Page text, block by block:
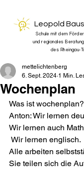
Leopold
Schule mit dem
und regionales
des Rheingau-
Wochenplan
mettelichtenberg
6. Sept. 2024 1 Min.
Was ist wochenplan?
Anton: Wir lernen
Wir lernen auch
Wir lernen englisch.
Alle arbeiten
Sie teilen sich die